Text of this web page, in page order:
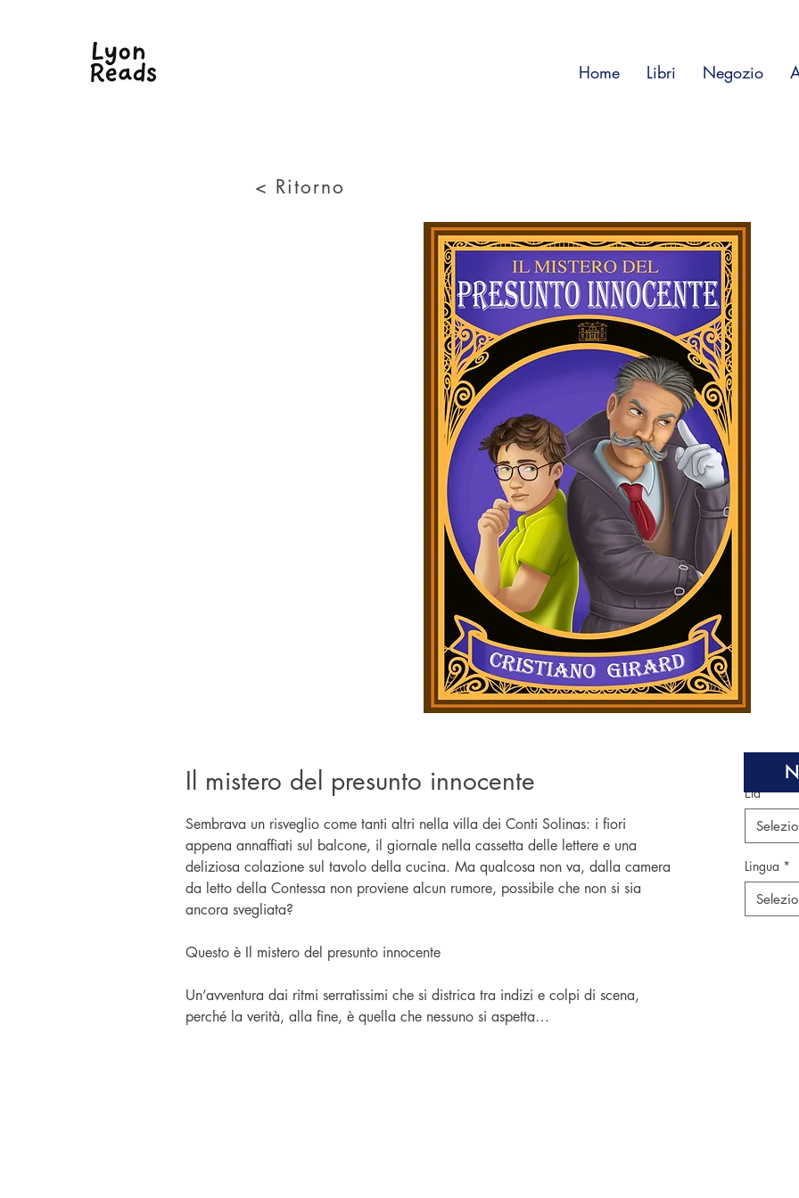
Home Libri Negozio
< Ritorno
Il mistero del presunto innocente
Sembrava un risveglio come tanti altri nella villa dei Conti Solinas: i fiori
appena annaffiati sul balcone, il giornale nella cassetta delle lettere e una
deliziosa colazione sul tavolo della cucina. Ma qualcosa non va, dalla camera
da letto della Contessa non proviene alcun rumore, possibile che non si sia
ancora svegliata?
Questo è Il mistero del presunto innocente
Un’avventura dai ritmi serratissimi che si districa tra indizi e colpi di scena,
perché la verità, alla fine, è quella che nessuno si aspetta…
Età *
Lingua *